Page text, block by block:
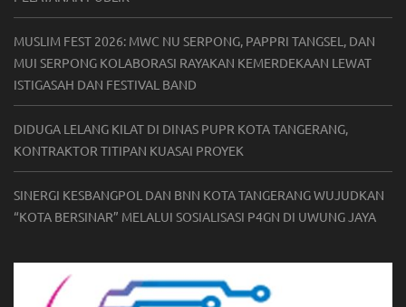
MUSLIM FEST 2026: MWC NU SERPONG, PAPPRI TANGSEL, DAN
MUI SERPONG KOLABORASI RAYAKAN KEMERDEKAAN LEWAT
ISTIGASAH DAN FESTIVAL BAND
DIDUGA LELANG KILAT DI DINAS PUPR KOTA TANGERANG,
KONTRAKTOR TITIPAN KUASAI PROYEK
SINERGI KESBANGPOL DAN BNN KOTA TANGERANG WUJUDKAN
“KOTA BERSINAR” MELALUI SOSIALISASI P4GN DI UWUNG JAYA